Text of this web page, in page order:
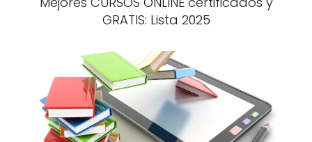
GRATIS: Lista 2025